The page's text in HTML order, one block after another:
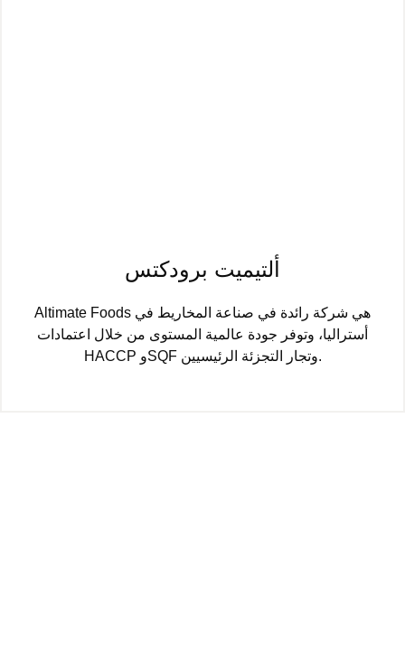
ألتيميت برودكتس
Altimate Foods هي شركة رائدة في صناعة المخاريط في
أستراليا، وتوفر جودة عالمية المستوى من خلال اعتمادات
HACCP وSQF وتجار التجزئة الرئيسيين.